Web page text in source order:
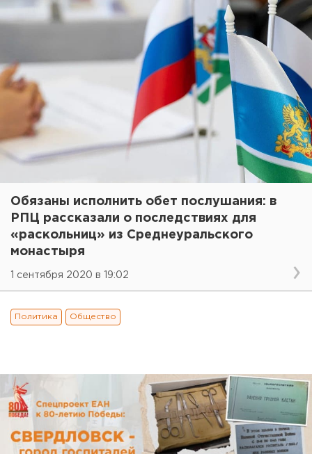
Обязаны исполнить обет послушания: в
РПЦ рассказали о последствиях для
«раскольниц» из Среднеуральского
монастыря
1 сентября 2020 в 19:02
Политика Общество